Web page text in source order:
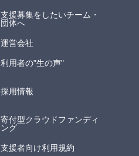
支援募集をしたいチーム・
団体へ
運営会社
利用者の"生の声"
採用情報
寄付型クラウドファンディ
ング
支援者向け利用規約